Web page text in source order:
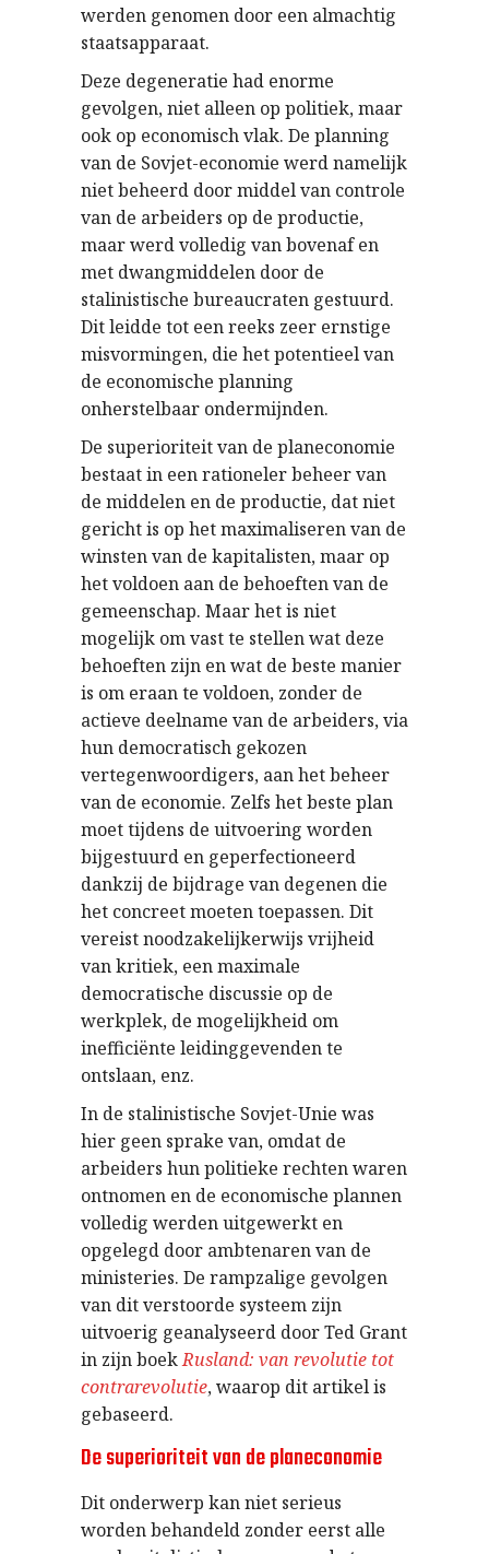
werden genomen door een almachtig
staatsapparaat.
Deze degeneratie had enorme
gevolgen, niet alleen op politiek, maar
ook op economisch vlak. De planning
van de Sovjet-economie werd namelijk
niet beheerd door middel van controle
van de arbeiders op de productie,
maar werd volledig van bovenaf en
met dwangmiddelen door de
stalinistische bureaucraten gestuurd.
Dit leidde tot een reeks zeer ernstige
misvormingen, die het potentieel van
de economische planning
onherstelbaar ondermijnden.
De superioriteit van de planeconomie
bestaat in een rationeler beheer van
de middelen en de productie, dat niet
gericht is op het maximaliseren van de
winsten van de kapitalisten, maar op
het voldoen aan de behoeften van de
gemeenschap. Maar het is niet
mogelijk om vast te stellen wat deze
behoeften zijn en wat de beste manier
is om eraan te voldoen, zonder de
actieve deelname van de arbeiders, via
hun democratisch gekozen
vertegenwoordigers, aan het beheer
van de economie. Zelfs het beste plan
moet tijdens de uitvoering worden
bijgestuurd en geperfectioneerd
dankzij de bijdrage van degenen die
het concreet moeten toepassen. Dit
vereist noodzakelijkerwijs vrijheid
van kritiek, een maximale
democratische discussie op de
werkplek, de mogelijkheid om
inefficiënte leidinggevenden te
ontslaan, enz.
In de stalinistische Sovjet-Unie was
hier geen sprake van, omdat de
arbeiders hun politieke rechten waren
ontnomen en de economische plannen
volledig werden uitgewerkt en
opgelegd door ambtenaren van de
ministeries. De rampzalige gevolgen
van dit verstoorde systeem zijn
uitvoerig geanalyseerd door Ted Grant
in zijn boekRusland: van revolutie tot
contrarevolutie, waarop dit artikel is
gebaseerd.
De superioriteit van de planeconomie
Dit onderwerp kan niet serieus
worden behandeld zonder eerst alle